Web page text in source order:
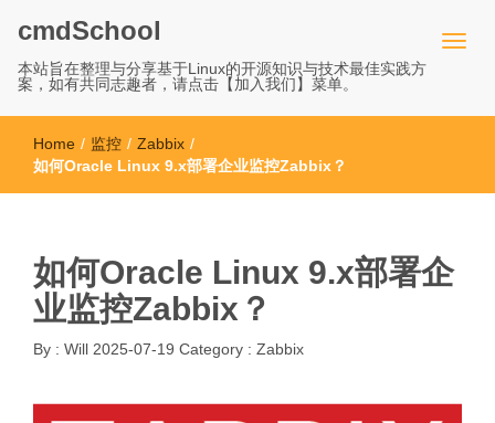
cmdSchool
本站旨在整理与分享基于Linux的开源知识与技术最佳实践方
案，如有共同志趣者，请点击【加入我们】菜单。
Home / 监控 / Zabbix /
如何Oracle Linux 9.x部署企业监控Zabbix？
如何Oracle Linux 9.x部署企
业监控Zabbix？
By : Will 2025-07-19 Category : Zabbix